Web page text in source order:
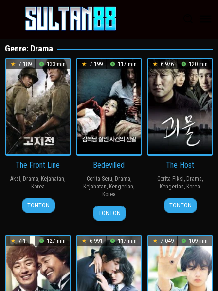
Genre: Drama
7.189 133 min
The Front Line
Aksi, Drama, Kejahatan,
Korea
20
Jul
장
훈
TONTON
7.199 117 min
Bedevilled
Cerita Seru, Drama,
Kejahatan, Kengerian,
Korea
19
Aug
장
철
TONTON
6.976 120 min
The Host
Cerita Fiksi, Drama,
Kengerian, Korea
27
Jul
봉
준
TONTON
7.1 127 min 6.991 117 min 7.049 109 min